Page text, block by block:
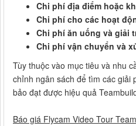
Chi phí địa điểm hoặc
Chi phí cho các hoạt
Chi phí ăn uống và giải
Chi phí vận chuyển và
Tùy thuộc vào mục tiêu và nhu
chỉnh ngân sách để tìm các giải
bảo đạt được hiệu quả
Báo giá Flycam Video Tour